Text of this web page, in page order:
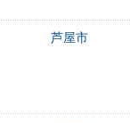
芦屋市